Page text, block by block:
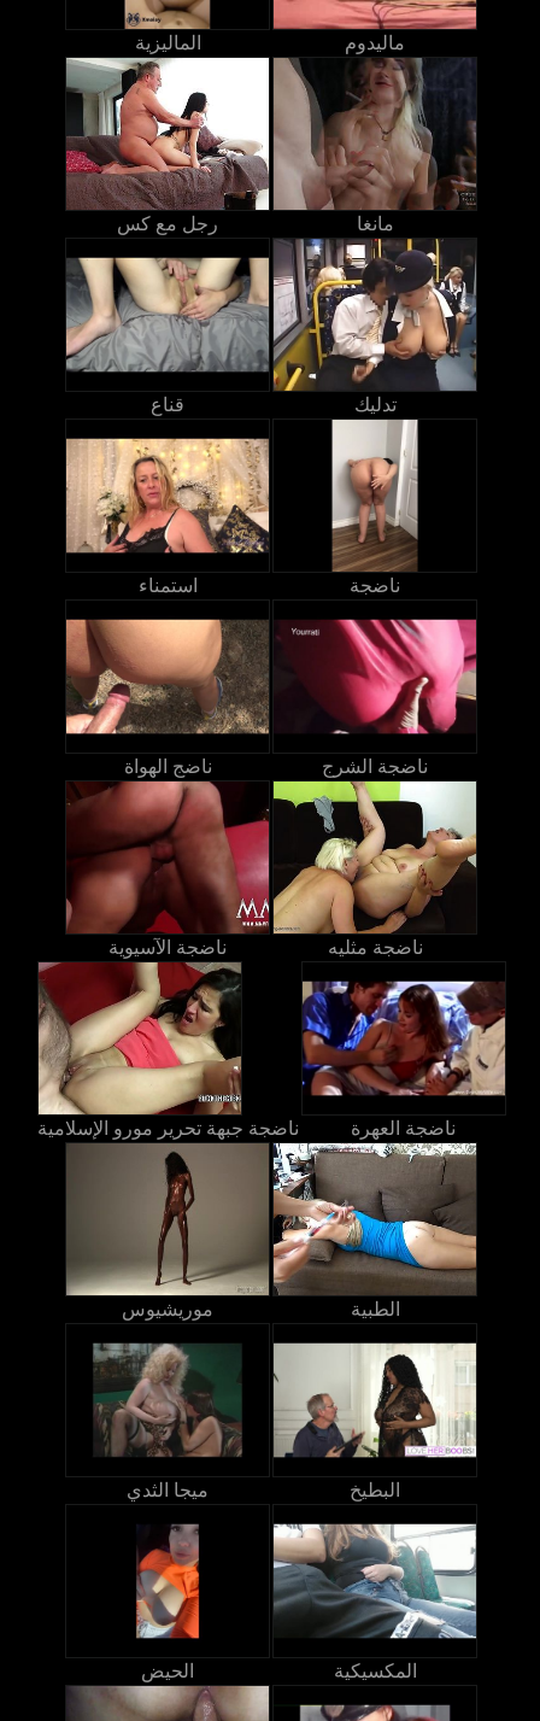
الماليزية ماليدوم
رجل مع كس مانغا
قناع تدليك
استمناء ناضجة
ناضج الهواة ناضجة الشرج
ناضجة الآسيوية ناضجة مثليه
ناضجة جبهة تحرير مورو الإسلامية ناضجة العهرة
موريشيوس الطبية
ميجا الثدي البطيخ
الحيض المكسيكية